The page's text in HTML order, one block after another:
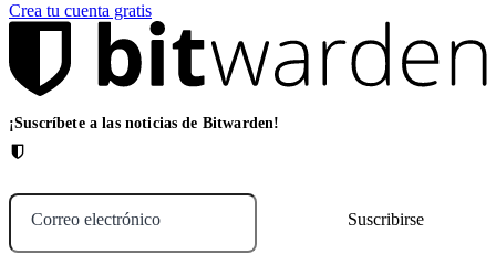
Crea tu cuenta gratis
¡Suscríbete a las noticias de Bitwarden!
Correo electrónico